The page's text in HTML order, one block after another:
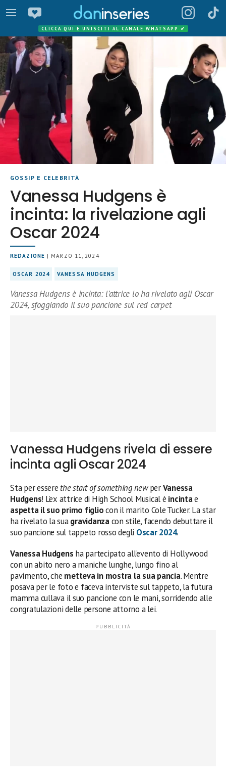
CLICCA QUI E UNISCITI AL CANALE WHATSAPP ✔
GOSSIP E CELEBRITÀ
Vanessa Hudgens è
incinta: la rivelazione agli
Oscar 2024
REDAZIONE | MARZO 11, 2024
OSCAR 2024 VANESSA HUDGENS
Vanessa Hudgens è incinta: l’attrice lo ha rivelato agli Oscar
2024, sfoggiando il suo pancione sul red carpet
Vanessa Hudgens rivela di essere
incinta agli Oscar 2024
Sta per essere the start of something newperVanessa
Hudgens! L’ex attrice di High School Musical è incintae
aspetta il suo primo figliocon il marito Cole Tucker. La star
ha rivelato la suagravidanzacon stile, facendo debuttare il
suo pancione sul tappeto rosso degli Oscar 2024.
Vanessa Hudgens ha partecipato all’evento di Hollywood
con un abito nero a maniche lunghe, lungo fino al
pavimento, che metteva in mostra la sua pancia. Mentre
posava per le foto e faceva interviste sul tappeto, la futura
mamma cullava il suo pancione con le mani, sorridendo alle
congratulazioni delle persone attorno a lei.